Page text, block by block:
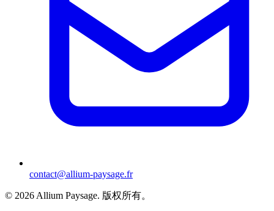
contact@allium-paysage.fr
© 2026 Allium Paysage. 版权所有。